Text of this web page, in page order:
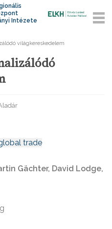
Intézete
világkereskedelem
trade
Gächter, David Lodge,